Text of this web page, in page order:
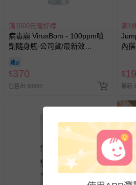
滿1500元贈好禮
病毒崩 VirusBom - 100ppm噴
劑隨身瓶-公司貨/最新效
$370
已售出 98982
滿1
內
$
最新